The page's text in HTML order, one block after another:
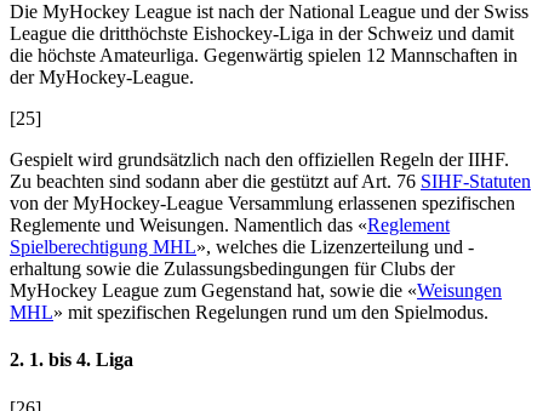
Die MyHockey League ist nach der National League und der Swiss
League die dritthöchste Eishockey-Liga in der Schweiz und damit
die höchste Amateurliga. Gegenwärtig spielen 12 Mannschaften in
der MyHockey-League.
[25]
Gespielt wird grundsätzlich nach den offiziellen Regeln der IIHF.
Zu beachten sind sodann aber die gestützt auf Art. 76 SIHF-Statuten
von der MyHockey-League Versammlung erlassenen spezifischen
Reglemente und Weisungen. Namentlich das «Reglement
Spielberechtigung MHL», welches die Lizenzerteilung und -
erhaltung sowie die Zulassungsbedingungen für Clubs der
MyHockey League zum Gegenstand hat, sowie die «Weisungen
MHL» mit spezifischen Regelungen rund um den Spielmodus.
2. 1. bis 4. Liga